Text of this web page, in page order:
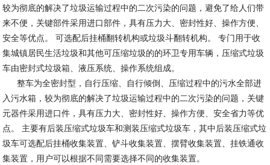
较为彻底的解决了垃圾运输过程中的二次污染的问题，避免了给人们带
来不便，关键部件采用进口部件，具有压力大、密封性好、操作方便、
安全等优点。 可选配后挂桶翻转机构或垃圾斗翻转机构。 专门用于收
集城镇居民生活垃圾和其他可压缩垃圾的的环卫专用车辆，压缩式垃圾
车由密封式垃圾箱、液压系统、操作系统组成。
整车为全密封型，自行压缩、自行倾倒、压缩过程中的污水全部进
入污水箱，较为彻底的解决了垃圾运输过程中的二次污染的问题，关键
元器件采用进口件，具有压力大、密封性好、操作方便、安全省力等优
点。 主要有后装压缩式垃圾车和测装压缩式垃圾车，其中后装压缩式垃
圾车可选配后挂桶收集装置、铲斗收集装置、摆臂收集装置、挂铁通收
集装置，用户可以根据不同需要选择不同的收集装置。